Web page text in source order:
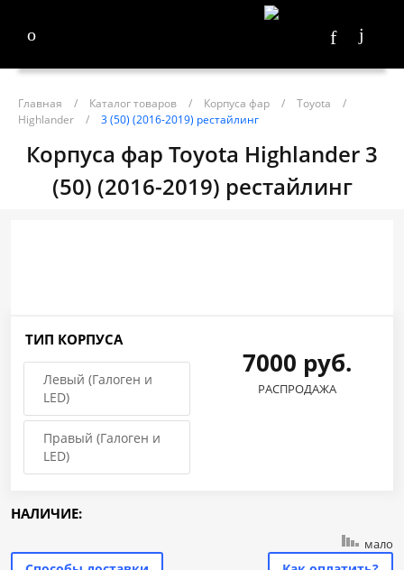
Главная / Каталог товаров / Корпуса фар / Toyota
/
Highlander
/ 3 (50) (2016-2019) рестайлинг
Корпуса фар Toyota Highlander 3
(50) (2016-2019) рестайлинг
ТИП КОРПУСА
Левый (Галоген и
LED)
Правый (Галоген и
LED)
7000 руб.
РАСПРОДАЖА
НАЛИЧИЕ:
мало